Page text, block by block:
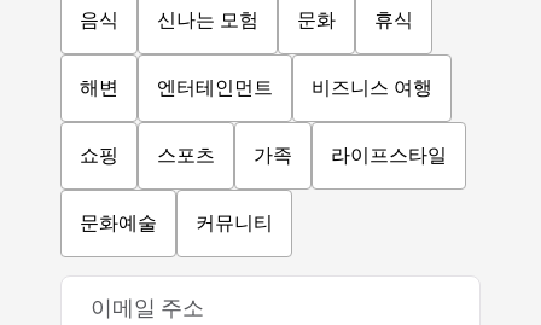
음식 신나는 모험 문화 휴식
해변 엔터테인먼트 비즈니스 여행
쇼핑 스포츠 가족 라이프스타일
문화예술 커뮤니티